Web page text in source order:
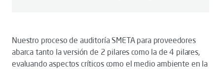
Nuestro proceso de auditoría SMETA para proveedores
abarca tanto la versión de 2 pilares como la de 4 pilares,
evaluando aspectos críticos como el medio ambiente en la